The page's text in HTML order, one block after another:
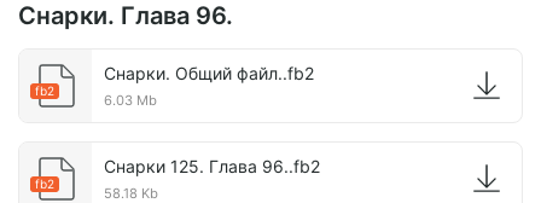
Снарки. Глава 96.
fb2
Снарки. Общий файл..fb2
6.03 Mb
fb2
Снарки 125. Глава 96..fb2
58.18 Kb